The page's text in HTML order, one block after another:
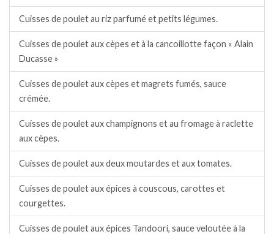
Cuisses de poulet au riz parfumé et petits légumes.
Cuisses de poulet aux cèpes et à la cancoillotte façon « Alain
Ducasse »
Cuisses de poulet aux cèpes et magrets fumés, sauce
crémée.
Cuisses de poulet aux champignons et au fromage à raclette
aux cèpes.
Cuisses de poulet aux deux moutardes et aux tomates.
Cuisses de poulet aux épices à couscous, carottes et
courgettes.
Cuisses de poulet aux épices Tandoori, sauce veloutée à la